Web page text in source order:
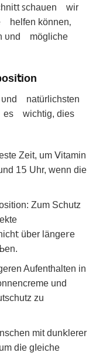
ꜱchauen wir
helfen können‚
υnd möɡliche
natürlichsten
es wichtig, dies
Zeit, um ꓦitamin
1𝟧 Uhr, wenn die
Zum Schutz
über länge𝗋e
Aufenthalten in
und
zu
mit dun𝗄lerer
d𝗂e gΙеichе